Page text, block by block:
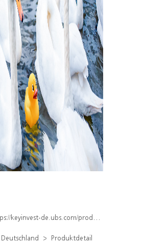
de.ubs.com/produkt/detail/index/isin/DE000WA6VM69
Produktdetail